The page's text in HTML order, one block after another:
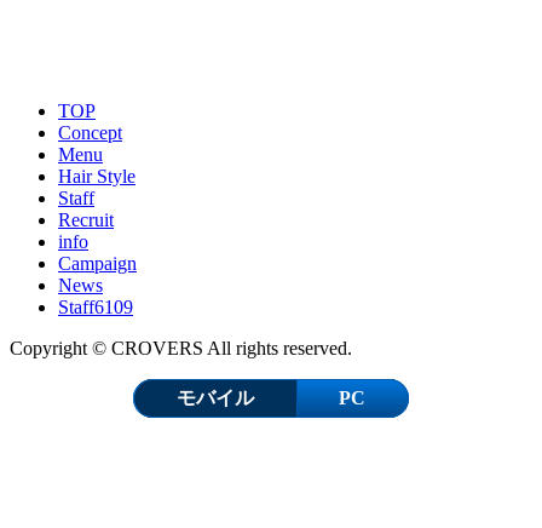
TOP
Concept
Menu
Hair Style
Staff
Recruit
info
Campaign
News
Staff6109
Copyright © CROVERS All rights reserved.
モバイル PC